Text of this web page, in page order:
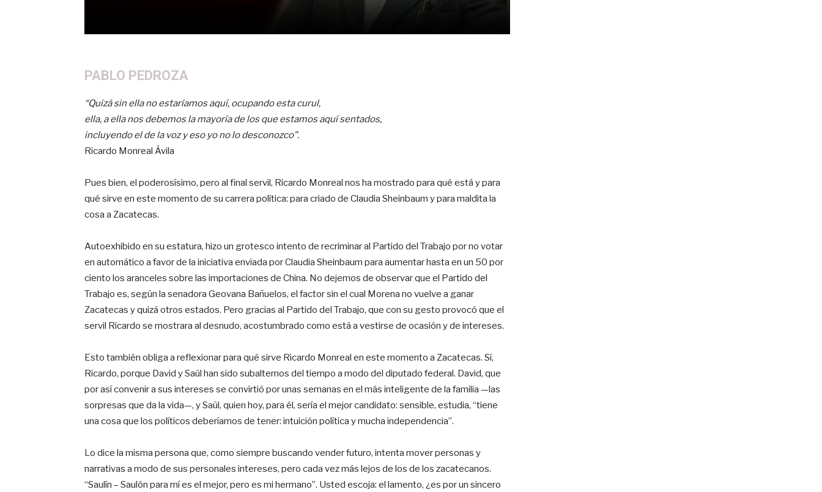
PABLO PEDROZA
“Quizá sin ella no estaríamos aquí, ocupando esta curul,
ella, a ella nos debemos la mayoría de los que estamos aquí sentados,
incluyendo el de la voz y eso yo no lo desconozco”.
Ricardo Monreal Ávila
Pues bien, el poderosísimo, pero al final servil, Ricardo Monreal nos ha mostrado para qué está y para
qué sirve en este momento de su carrera política: para criado de Claudia Sheinbaum y para maldita la
cosa a Zacatecas.
Autoexhibido en su estatura, hizo un grotesco intento de recriminar al Partido del Trabajo por no votar
en automático a favor de la iniciativa enviada por Claudia Sheinbaum para aumentar hasta en un 50 por
ciento los aranceles sobre las importaciones de China. No dejemos de observar que el Partido del
Trabajo es, según la senadora Geovana Bañuelos, el factor sin el cual Morena no vuelve a ganar
Zacatecas y quizá otros estados. Pero gracias al Partido del Trabajo, que con su gesto provocó que el
servil Ricardo se mostrara al desnudo, acostumbrado como está a vestirse de ocasión y de intereses.
Esto también obliga a reflexionar para qué sirve Ricardo Monreal en este momento a Zacatecas. Sí,
Ricardo, porque David y Saúl han sido subalternos del tiempo a modo del diputado federal. David, que
por así convenir a sus intereses se convirtió por unas semanas en el más inteligente de la familia —las
sorpresas que da la vida—, y Saúl, quien hoy, para él, sería el mejor candidato: sensible, estudia, “tiene
una cosa que los políticos deberíamos de tener: intuición política y mucha independencia”.
Lo dice la misma persona que, como siempre buscando vender futuro, intenta mover personas y
narrativas a modo de sus personales intereses, pero cada vez más lejos de los de los zacatecanos.
“Saulín – Saulón para mí es el mejor, pero es mi hermano”. Usted escoja: el lamento, ¿es por un sincero